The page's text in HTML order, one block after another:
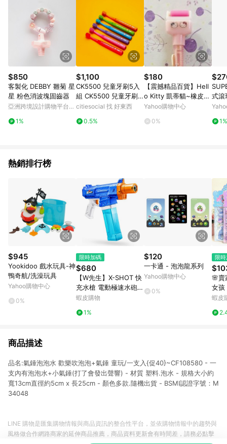
市場 45 天內完成訂單出貨及結帳，則不符合贈點資格。 (4) 如
使用APP、或中途瀏覽比價網、回饋網、Google等其他網頁、或
由網頁版(電腦版/手機版網頁)切換為App都將會造成追蹤中斷而
無法進行 LINE POINTS 回饋。 (5) LINE 購物為購物資訊整合性
平台，商品資料更新會有時間差，如顯示之商品規格、顏色、價
位、贈品與台灣樂天市場銷售網頁不符，以銷售網頁標示為準。
(6) 導購訂單已逾 365 天，根據台灣樂天回饋規定，逾期訂單將
不符合回饋資格。 (7) 若上述或其他原因，致使消費者無接收到
點數回饋或點數回饋有爭議，台灣樂天市場保有更改條款與法律
追訴之權利，活動詳情以樂天市場網站公告為準。
$850
客製化 DEBBY 雛菊 星
星 粉色消波塊固齒器
亞洲跨境設計購物平台
1%
$1,100
CK5500 兒童牙刷5入
組 CK5500 兒童牙刷5
入組
citiesocial 找 好東西
0.5%
$180
【震撼精品百貨】Hell
o Kitty 凱蒂貓~橡皮
擦-滾輪型-粉色*8295
Yahoo購物中心
0%
式滾
1%
熱銷排行榜
$945
Yookidoo 戲水玩具-神
鴨奇航/洗澡玩具
Yahoo購物中心
0%
限時加碼
$680
【W先生】X-SHOT 快
充水槍 電動極速水砲 3
00ml 電動水槍 自動連
槍 戲水 泳池 玩具
蝦皮購物
1%
$120
一卡通 - 泡泡龍系列
Yahoo購物中心
0%
限
🌸賣
女孩
兒童
蝦皮
商品描述
品名:氣錘泡泡水 歡樂吹泡泡+氣錘 童玩/一支入{促40}~CF108580 - 一
支內有泡泡水+小氣錘(打了會發出聲響) - 材質 塑料.泡水 - 規格大小約
寬13cm直徑約5cm x 長25cm - 顏色多款.隨機出貨 - BSMI認證字號：M
34048
LINE 購物是匯集購物情報與商品資訊的整合性平台，並依購物情報中的趨勢與
風格做合作網路商家的延伸商品推薦，商品資料更新會有時間差，請務必點擊